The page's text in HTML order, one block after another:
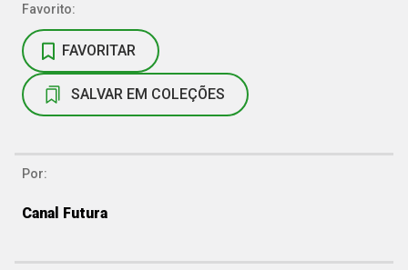
Favorito:
FAVORITAR
SALVAR EM COLEÇÕES
Por:
Canal Futura